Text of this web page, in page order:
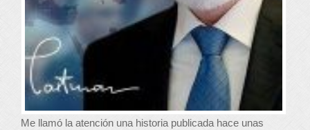
Me llamó la atención una historia publicada hace unas